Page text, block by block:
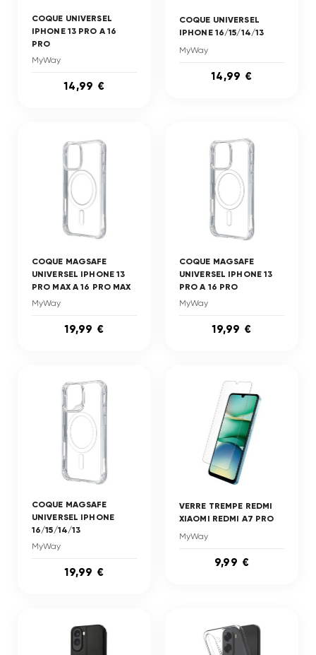
COQUE UNIVERSEL
IPHONE 13 PRO A 16
PRO
MyWay
14,99 €
COQUE UNIVERSEL
IPHONE 16/15/14/13
MyWay
14,99 €
COQUE MAGSAFE
UNIVERSEL IPHONE 13
PRO MAX A 16 PRO MAX
MyWay
19,99 €
COQUE MAGSAFE
UNIVERSEL IPHONE 13
PRO A 16 PRO
MyWay
19,99 €
COQUE MAGSAFE
UNIVERSEL IPHONE
16/15/14/13
MyWay
19,99 €
VERRE TREMPE REDMI
XIAOMI REDMI A7 PRO
MyWay
9,99 €